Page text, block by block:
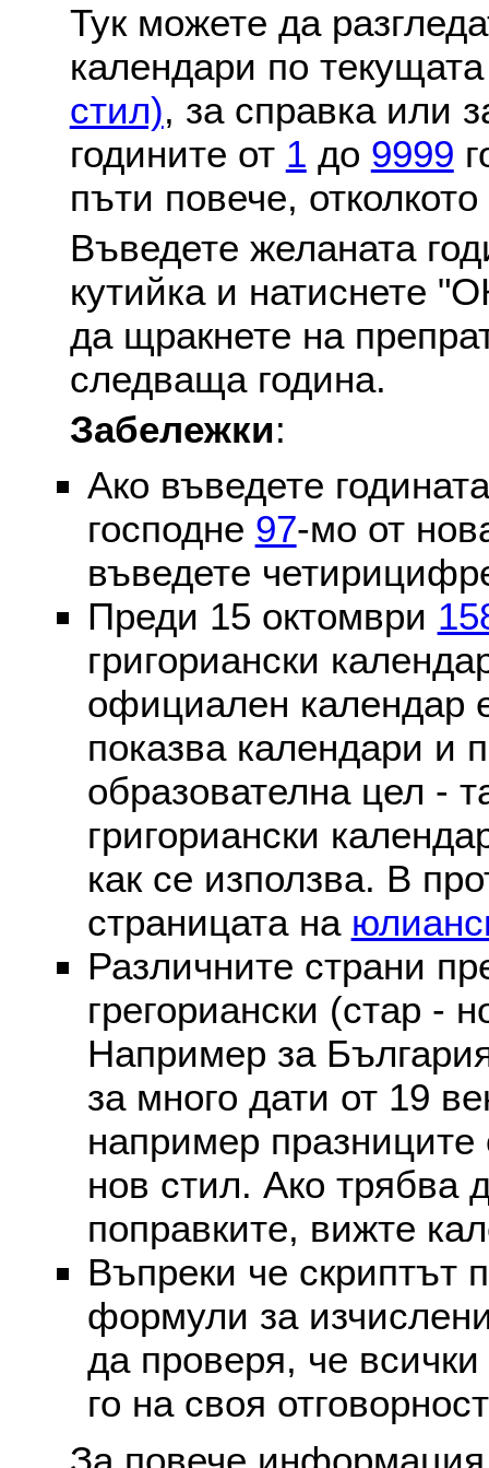
Тук можете да
календари по
стил), за справка или
годините от 1 до 9999
пъти повече,
Въведете желаната
кутийка и натиснете
да щракнете на
следваща година.
Забележки:
Ако въведете
господне 97-мо от
въведете
Преди 15 октомври
григориански
официален календар
показва календари и
образователна цел -
григориански
как се използва. В
страницата на
Различните страни
грегориански (стар -
Например за
за много дати от 19
например празниците
нов стил. Ако трябва
поправките, вижте
Въпреки че скриптът
формули за
да проверя, че
го на своя